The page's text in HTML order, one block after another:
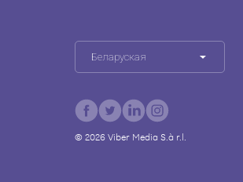
Беларуская
© 2026Viber Media S.à r.l.